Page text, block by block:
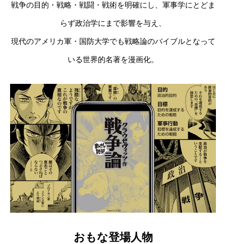
戦争の目的・戦略・戦闘・戦術を明確にし、軍事学にとどま
らず政治学にまで影響を与え、
現代のアメリカ軍・国防大学でも戦略論のバイブルとなって
いる世界的名著を漫画化。
おもな登場人物